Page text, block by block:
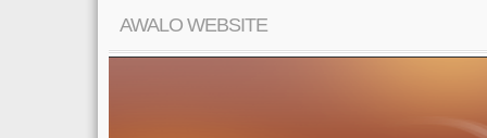
AWALO WEBSITE